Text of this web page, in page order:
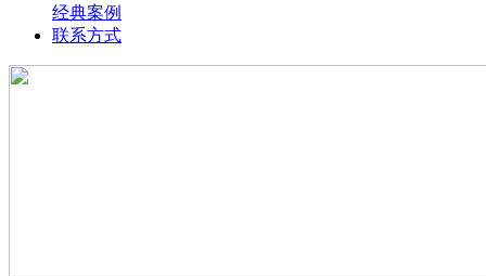
经典案例
联系方式